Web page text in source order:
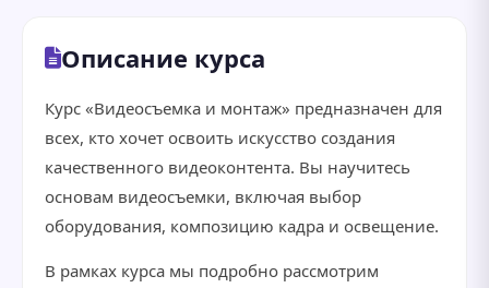
Описание курса
Курс «Видеосъемка и монтаж» предназначен для
всех, кто хочет освоить искусство создания
качественного видеоконтента. Вы научитесь
основам видеосъемки, включая выбор
оборудования, композицию кадра и освещение.
В рамках курса мы подробно рассмотрим